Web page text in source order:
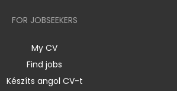
FOR JOBSEEKERS
My CV
Find jobs
Készíts angol CV-t